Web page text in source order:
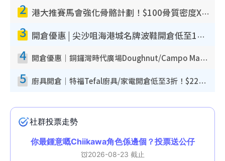
2 港大推賽馬會強化骨骼計劃！$100骨質密度X光檢查 完成免費運動訓練送超市禮券！附參加資格
3 開倉優惠 | 尖沙咀海港城名牌波鞋開倉低至1折！On鞋$899起／Joy&Peace鞋履$98起
4 開倉優惠｜銅鑼灣時代廣場Doughnut/Campo Marzio開倉低至1折！背囊、書包、手袋劈價$200起
5 廚具開倉｜特福Tefal廚具/家電開倉低至3折！$220起買平底鍋/炒鑊/湯煲！電飯煲/吸塵機/燙斗$418起